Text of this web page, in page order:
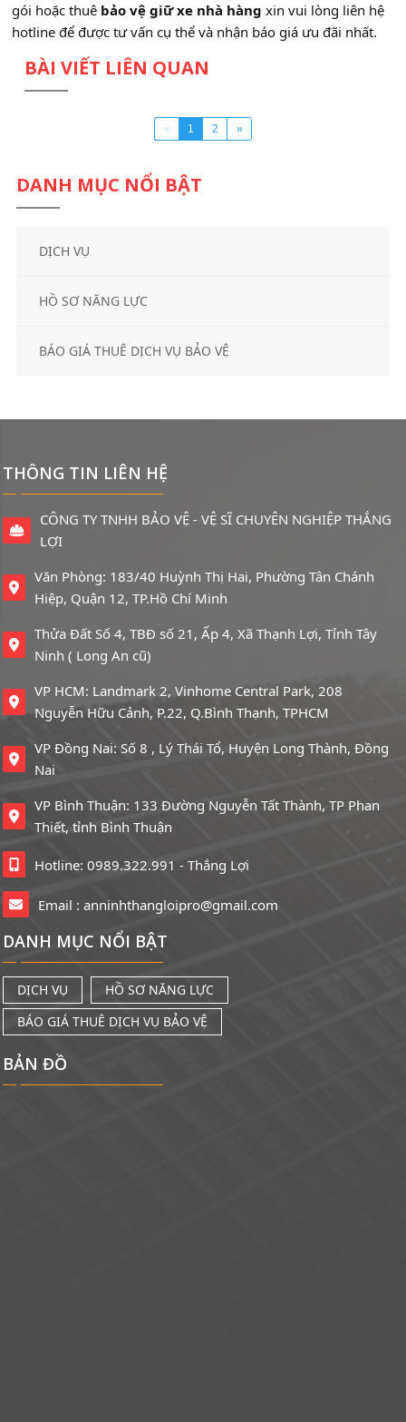
gói hoặc thuê bảo vệ giữ xe nhà hàngxin vui lòng liên hệ
hotline để được tư vấn cụ thể và nhận báo giá ưu đãi nhất.
BÀI VIẾT LIÊN QUAN
« 1 2 »
DANH MỤC NỔI BẬT
DỊCH VỤ
HỒ SƠ NĂNG LỰC
BÁO GIÁ THUÊ DỊCH VỤ BẢO VỆ
THÔNG TIN LIÊN HỆ
CÔNG TY TNHH BẢO VỆ - VỆ SĨ CHUYÊN NGHIỆP THẮNG
LỢI
Văn Phòng: 183/40 Huỳnh Thị Hai, Phường Tân Chánh
Hiệp, Quận 12, TP.Hồ Chí Minh
Thửa Đất Số 4, TBĐ số 21, Ấp 4, Xã Thạnh Lợi, Tỉnh Tây
Ninh ( Long An cũ)
VP HCM: Landmark 2, Vinhome Central Park, 208
Nguyễn Hữu Cảnh, P.22, Q.Bình Thạnh, TPHCM
VP Đồng Nai: Số 8 , Lý Thái Tổ, Huyện Long Thành, Đồng
Nai
VP Bình Thuận: 133 Đường Nguyễn Tất Thành, TP Phan
Thiết, tỉnh Bình Thuận
Hotline: 0989.322.991 - Thắng Lợi
Email :anninhthangloipro@gmail.com
DANH MỤC NỔI BẬT
DỊCH VỤ
HỒ SƠ NĂNG LỰC
BÁO GIÁ THUÊ DỊCH VỤ BẢO VỆ
BẢN ĐỒ